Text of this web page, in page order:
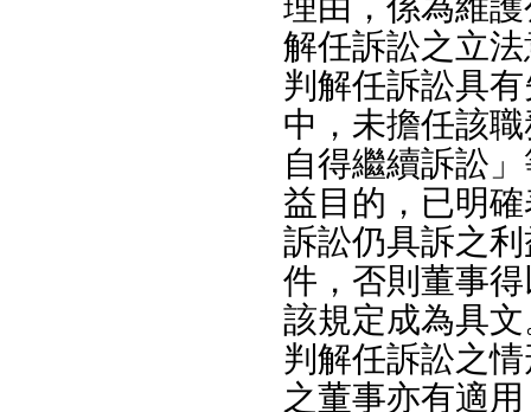
解任訴訟之立
判解任訴訟具
中，未擔任該
自得繼續訴訟
益目的，已明
訴訟仍具訴之
件，否則董事
該規定成為具
判解任訴訟之
之董事亦有適